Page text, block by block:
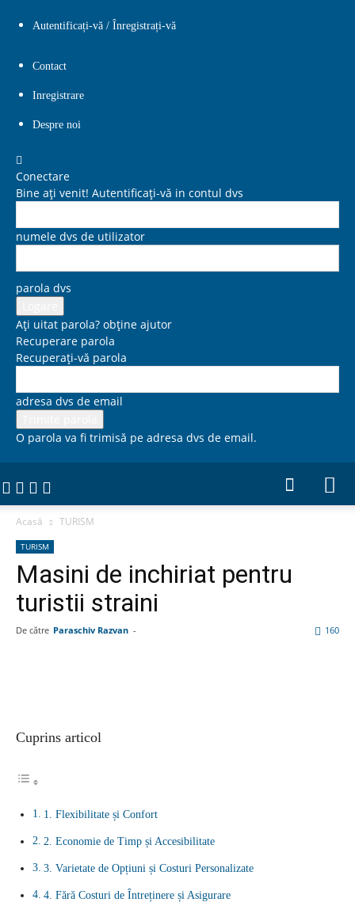
Autentificați-vă / Înregistrați-vă
Contact
Inregistrare
Despre noi
Conectare
Bine ați venit! Autentificați-vă in contul dvs
numele dvs de utilizator
parola dvs
Ați uitat parola? obține ajutor
Recuperare parola
Recuperați-vă parola
adresa dvs de email
O parola va fi trimisă pe adresa dvs de email.
Acasă TURISM
TURISM
Masini de inchiriat pentru
turistii straini
De către Paraschiv Razvan - 160
Cuprins articol
1. Flexibilitate și Confort
2. Economie de Timp și Accesibilitate
3. Varietate de Opțiuni și Costuri Personalizate
4. Fără Costuri de Întreținere și Asigurare